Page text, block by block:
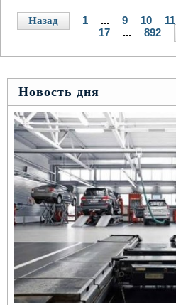
Назад 1 ... 9 10 11
17
... 892
Новость дня